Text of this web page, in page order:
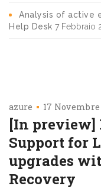
Analysis of active
Help Desk 7 Febbraio
azure 17 Novembre
[In preview]
Support for
upgrades
Recovery